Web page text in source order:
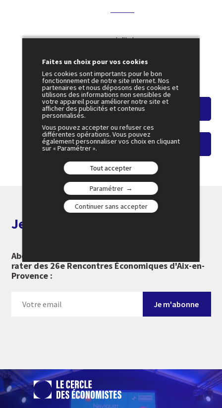
3 juillet
17:00
IA : amie ou ennemie ?
Amphi 6
Voir le résumé
Voir le replay
Je m'abonne aux alertes
Abonnez-vous à notre newsletter pour ne rien
rater des 26e Rencontres Économiques d'Aix-en-
Provence :
Faites un choix pour vos cookies
Les cookies sont importants pour le bon
fonctionnement de notre site internet. Nos
partenaires et nous déposons des cookies et
utilisons des informations non sensibles de
votre appareil pour améliorer notre site et
afficher des publicités et contenus
personnalisés.
Vous pouvez accepter ou refuser ces
différentes opérations. Vous pouvez
également personnaliser vos choix en cliquant
sur « Paramétrer ».
Tout accepter
Paramétrer
Continuer sans accepter